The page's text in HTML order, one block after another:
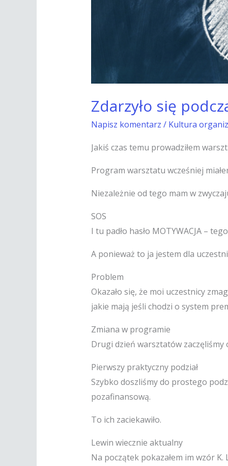
Zdarzyło się
Napisz komentarz / Kultura
Jakiś czas temu prowadziłem
Program warsztatu wcześniej
Niezależnie od tego mam w
SOS
I tu padło hasło MOTYWACJA –
A ponieważ to ja jestem dla
Problem
Okazało się, że moi uczestnicy
jakie mają jeśli chodzi o system
Zmiana w programie
Drugi dzień warsztatów zaczęliśmy
Pierwszy praktyczny podział
Szybko doszliśmy do prostego
pozafinansową.
To ich zaciekawiło.
Lewin wiecznie aktualny
Na początek pokazałem im wzór